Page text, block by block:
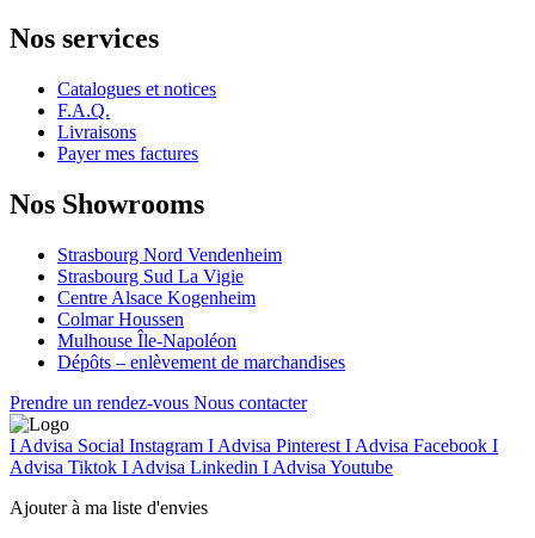
Nos services
Catalogues et notices
F.A.Q.
Livraisons
Payer mes factures
Nos Showrooms
Strasbourg Nord Vendenheim
Strasbourg Sud La Vigie
Centre Alsace Kogenheim
Colmar Houssen
Mulhouse Île-Napoléon
Dépôts – enlèvement de marchandises
Prendre un rendez-vous Nous contacter
I Advisa Social Instagram I Advisa Pinterest I Advisa Facebook I
Advisa Tiktok I Advisa Linkedin I Advisa Youtube
Ajouter à ma liste d'envies